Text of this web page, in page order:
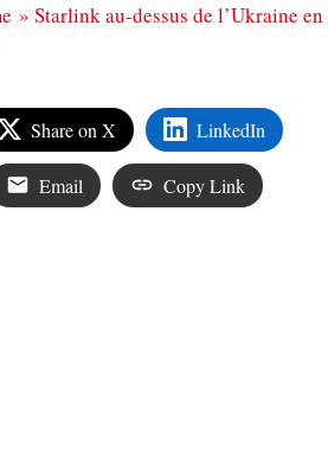
» Starlink au-dessus de l’Ukraine en
Share on X LinkedIn
Email Copy Link